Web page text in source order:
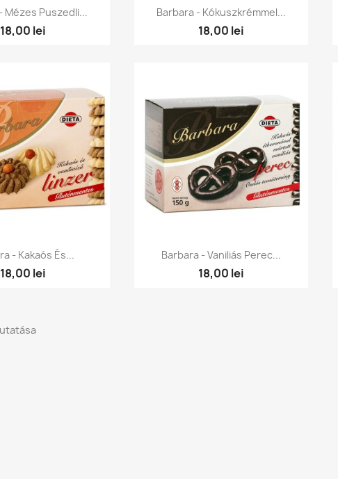
Előnézet
Mézes Puszedli...
18,00 lei
Előnézet
Barbara - Kókuszkrémmel...
18,00 lei
Előnézet
- Kakaós És...
18,00 lei
 Előnézet
Barbara - Vaniliás Perec...
18,00 lei